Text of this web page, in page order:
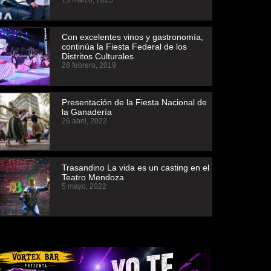
Con excelentes vinos y gastronomía,
continúa la Fiesta Federal de los
Distritos Culturales
28 febrero, 2019
Presentación de la Fiesta Nacional de
la Ganadería
26 abril, 2022
Trasandino La vida es un casting en el
Teatro Mendoza
5 mayo, 2022